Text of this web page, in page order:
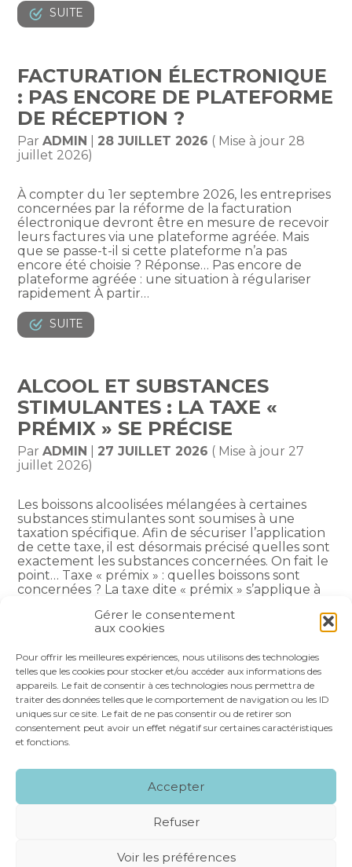
Gérer le consentement
aux cookies
Pour offrir les meilleures expériences, nous utilisons des technologies
telles que les cookies pour stocker et/ou accéder aux informations des
appareils. Le fait de consentir à ces technologies nous permettra de
traiter des données telles que le comportement de navigation ou les ID
uniques sur ce site. Le fait de ne pas consentir ou de retirer son
consentement peut avoir un effet négatif sur certaines caractéristiques
et fonctions.
Accepter
Refuser
Voir les préférences
SUITE
FACTURATION ÉLECTRONIQUE
: PAS ENCORE DE PLATEFORME
DE RÉCEPTION ?
ParADMIN 28 JUILLET 2026 ( Mise à jour 28
juillet 2026)
À compter du 1er septembre 2026, les entreprises
concernées par la réforme de la facturation
électronique devront être en mesure de recevoir
leurs factures via une plateforme agréée. Mais
que se passe-t-il si cette plateforme n’a pas
encore été choisie ? Réponse… Pas encore de
plateforme agréée : une situation à régulariser
rapidement À partir…
SUITE
ALCOOL ET SUBSTANCES
STIMULANTES : LA TAXE «
PRÉMIX » SE PRÉCISE
ParADMIN 27 JUILLET 2026 ( Mise à jour 27
juillet 2026)
Les boissons alcoolisées mélangées à certaines
substances stimulantes sont soumises à une
taxation spécifique. Afin de sécuriser l’application
de cette taxe, il est désormais précisé quelles sont
exactement les substances concernées. On fait le
point… Taxe « prémix » : quelles boissons sont
concernées ? La taxe dite « prémix » s’applique à
Navigation
actualités
1 2 … 51 >
Footer
NOS SERVICES
NOS SPÉCIALITÉS
RECRUTEMENT CONTACT
MENTIONS LÉGALES PLAN DU SITE